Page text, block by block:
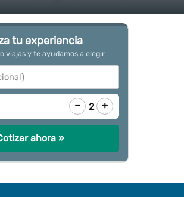
tu experiencia
viajas y te ayudamos a elegir
− 2 +
ahora »